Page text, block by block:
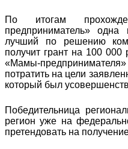
По итогам
предприниматель» одна
лучший по решению
получит грант на 100
«Мамы-
потратить на цели
который был
Победительница
регион уже на
претендовать на